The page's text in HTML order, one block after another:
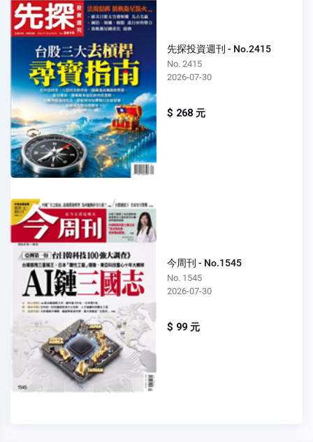
先探投資週刊 - No.2415
No. 2415
2026-07-30
$ 268 元
今周刊 - No.1545
No. 1545
2026-07-30
$ 99 元